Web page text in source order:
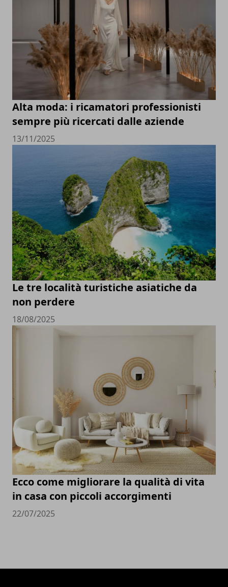
Alta moda: i ricamatori professionisti
sempre più ricercati dalle aziende
13/11/2025
Le tre località turistiche asiatiche da
non perdere
18/08/2025
Ecco come migliorare la qualità di vita
in casa con piccoli accorgimenti
22/07/2025